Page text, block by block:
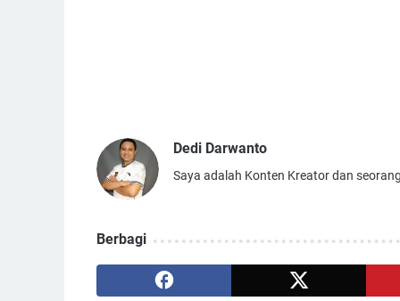
Dedi Darwanto
Saya adalah Konten Kreator dan
Berbagi